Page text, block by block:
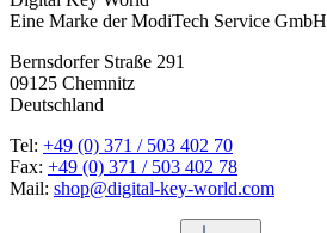
Eine Marke der ModiTech Service GmbH
Bernsdorfer Straße 291
09125 Chemnitz
Deutschland
Tel: +49 (0) 371 / 503 402 70
Fax: +49 (0) 371 / 503 402 78
Mail: shop@digital-key-world.com